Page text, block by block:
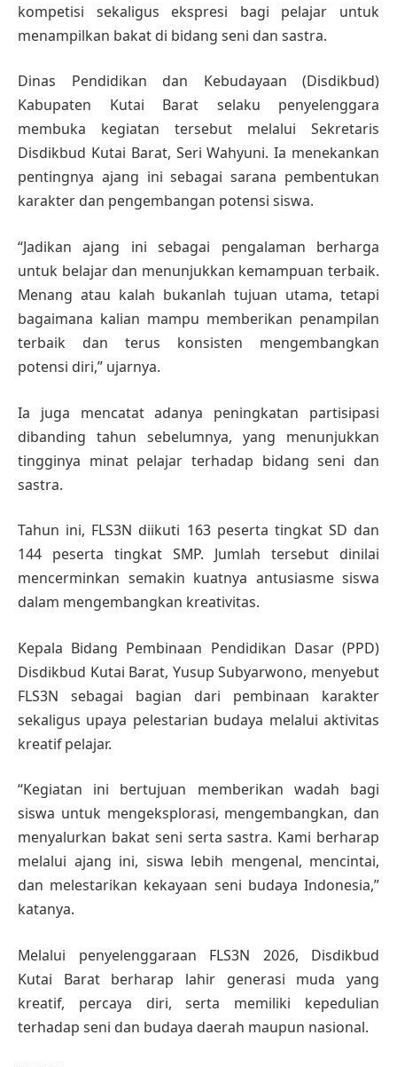
kompetisi sekaligus ekspresi bagi pelajar untuk
menampilkan bakat di bidang seni dan sastra.
Dinas Pendidikan dan Kebudayaan (Disdikbud)
Kabupaten Kutai Barat selaku penyelenggara
membuka kegiatan tersebut melalui Sekretaris
Disdikbud Kutai Barat, Seri Wahyuni. Ia menekankan
pentingnya ajang ini sebagai sarana pembentukan
karakter dan pengembangan potensi siswa.
“Jadikan ajang ini sebagai pengalaman berharga
untuk belajar dan menunjukkan kemampuan terbaik.
Menang atau kalah bukanlah tujuan utama, tetapi
bagaimana kalian mampu memberikan penampilan
terbaik dan terus konsisten mengembangkan
potensi diri,” ujarnya.
Ia juga mencatat adanya peningkatan partisipasi
dibanding tahun sebelumnya, yang menunjukkan
tingginya minat pelajar terhadap bidang seni dan
sastra.
Tahun ini, FLS3N diikuti 163 peserta tingkat SD dan
144 peserta tingkat SMP. Jumlah tersebut dinilai
mencerminkan semakin kuatnya antusiasme siswa
dalam mengembangkan kreativitas.
Kepala Bidang Pembinaan Pendidikan Dasar (PPD)
Disdikbud Kutai Barat, Yusup Subyarwono, menyebut
FLS3N sebagai bagian dari pembinaan karakter
sekaligus upaya pelestarian budaya melalui aktivitas
kreatif pelajar.
“Kegiatan ini bertujuan memberikan wadah bagi
siswa untuk mengeksplorasi, mengembangkan, dan
menyalurkan bakat seni serta sastra. Kami berharap
melalui ajang ini, siswa lebih mengenal, mencintai,
dan melestarikan kekayaan seni budaya Indonesia,”
katanya.
Melalui penyelenggaraan FLS3N 2026, Disdikbud
Kutai Barat berharap lahir generasi muda yang
kreatif, percaya diri, serta memiliki kepedulian
terhadap seni dan budaya daerah maupun nasional.